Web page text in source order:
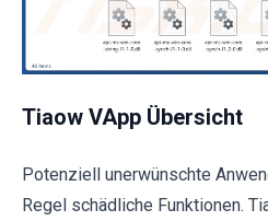
Tiaow VApp Übersicht
Potenziell unerwünschte
Regel schädliche Funktionen.